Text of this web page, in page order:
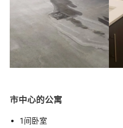
市中心的公寓
1间卧室